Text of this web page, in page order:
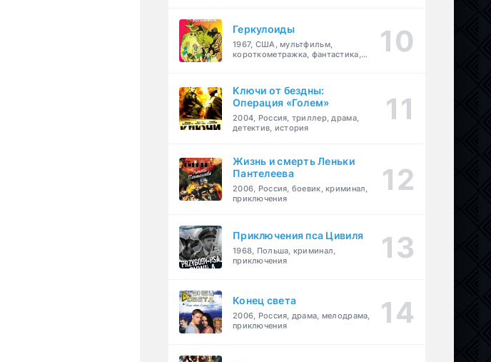
Геркулоиды
1967, США, мультфильм,
короткометражка, фантастика,
Ключи от бездны:
Операция «Голем»
2004, Россия, триллер, драма,
детектив, история
Жизнь и смерть Леньки
Пантелеева
2006, Россия, боевик, криминал,
приключения
Приключения пса Цивиля
1968, Польша, криминал,
приключения
Конец света
2006, Россия, драма, мелодрама,
приключения